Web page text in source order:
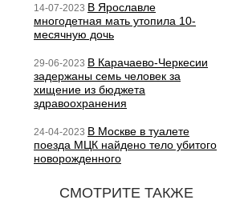
14-07-2023 В Ярославле
многодетная мать утопила 10-
месячную дочь
29-06-2023 В Карачаево-Черкесии
задержаны семь человек за
хищение из бюджета
здравоохранения
24-04-2023 В Москве в туалете
поезда МЦК найдено тело убитого
новорожденного
СМОТРИТЕ ТАКЖЕ